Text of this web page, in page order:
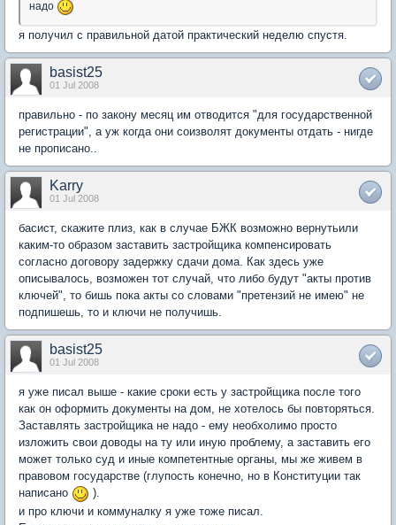
надо
я получил с правильной датой практический неделю спустя.
basist25
01 Jul 2008
правильно - по закону месяц им отводится "для государственной
регистрации", а уж когда они соизволят документы отдать - нигде
не прописано..
Karry
01 Jul 2008
басист, скажите плиз, как в случае БЖК возможно вернутьили
каким-то образом заставить застройщика компенсировать
согласно договору задержку сдачи дома. Как здесь уже
описывалось, возможен тот случай, что либо будут "акты против
ключей", то бишь пока акты со словами "претензий не имею" не
подпишешь, то и ключи не получишь.
basist25
01 Jul 2008
я уже писал выше - какие сроки есть у застройщика после того
как он оформить документы на дом, не хотелось бы повторяться.
Заставлять застройщика не надо - ему необхолимо просто
изложить свои доводы на ту или иную проблему, а заставить его
может только суд и иные компетентные органы, мы же живем в
правовом государстве (глупость конечно, но в Конституции так
написано
).
и про ключи и коммуналку я уже тоже писал.